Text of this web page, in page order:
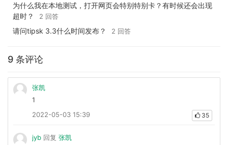
为什么我在本地测试，打开网页会特别特别卡？有时候还会出现
超时？
2 回答
请问tipsk 3.3什么时间发布？ 2 回答
9 条评论
张凯
1
2022-05-03 15:39
35
jyb 回复 张凯